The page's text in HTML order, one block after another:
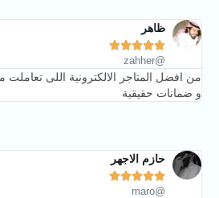
ظاهر





@zahher
من افضل المتاجر الالكترونية اللى
و ضمانات حقيقية
حازم الاجهر





@maro